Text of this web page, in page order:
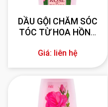
DẦU GỘI CHĂM SÓC
TÓC TỪ HOA HỒNG
Giá: liên hệ